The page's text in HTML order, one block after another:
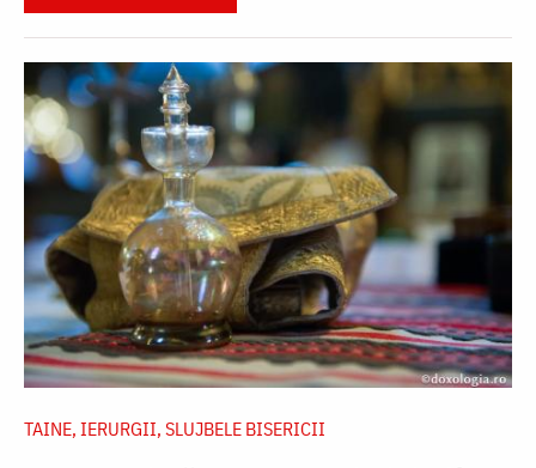
TAINE, IERURGII, SLUJBELE BISERICII